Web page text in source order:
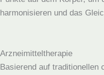
harmonisieren und das
Arzneimitteltherapie
Basierend auf traditionellen